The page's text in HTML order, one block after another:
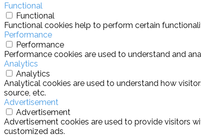
Functional
Functional
Functional cookies help to perform certain
Performance
Performance
Performance cookies are used to understand and
Analytics
Analytics
Analytical cookies are used to understand how
source, etc.
Advertisement
Advertisement
Advertisement cookies are used to provide visitors
customized ads.